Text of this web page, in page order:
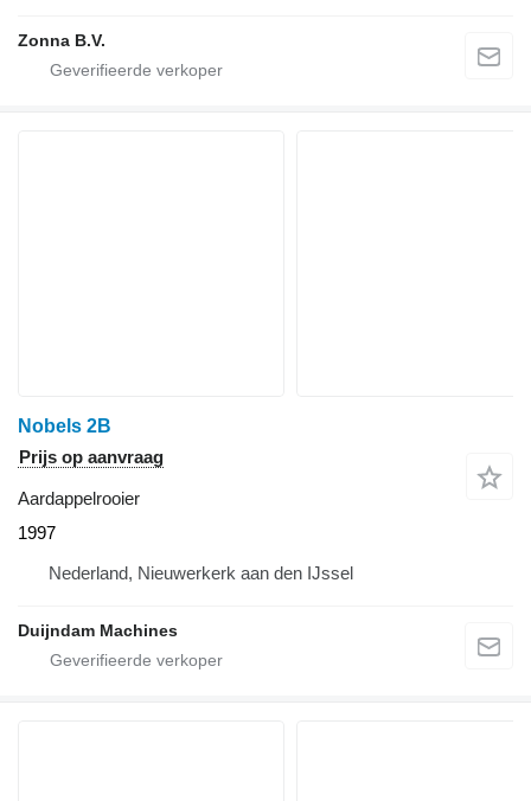
Zonna B.V.
Nobels 2B
Prijs op aanvraag
Aardappelrooier
1997
Nederland, Nieuwerkerk aan den IJssel
Duijndam Machines